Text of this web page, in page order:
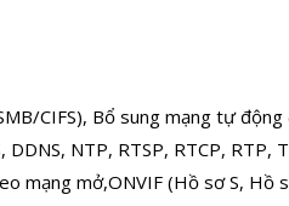
CIFS), Bổ sung mạng tự động
NTP, RTSP, RTCP, RTP,
mạng mở,ONVIF (Hồ sơ S, Hồ